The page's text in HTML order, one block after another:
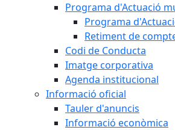
Programa d'Actuació
Programa
Retiment de
Codi de Conducta
Imatge corporativa
Agenda institucional
Informació oficial
Tauler d'anuncis
Informació econòmica